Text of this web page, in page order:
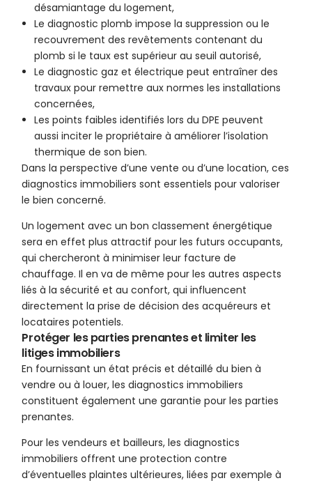
désamiantage du logement,
Le diagnostic plomb impose la suppression ou le
recouvrement des revêtements contenant du
plomb si le taux est supérieur au seuil autorisé,
Le diagnostic gaz et électrique peut entraîner des
travaux pour remettre aux normes les installations
concernées,
Les points faibles identifiés lors du DPE peuvent
aussi inciter le propriétaire à améliorer l’isolation
thermique de son bien.
Dans la perspective d’une vente ou d’une location, ces
diagnostics immobiliers sont essentiels pour valoriser
le bien concerné.
Un logement avec un bon classement énergétique
sera en effet plus attractif pour les futurs occupants,
qui chercheront à minimiser leur facture de
chauffage. Il en va de même pour les autres aspects
liés à la sécurité et au confort, qui influencent
directement la prise de décision des acquéreurs et
locataires potentiels.
Protéger les parties prenantes et limiter les
litiges immobiliers
En fournissant un état précis et détaillé du bien à
vendre ou à louer, les diagnostics immobiliers
constituent également une garantie pour les parties
prenantes.
Pour les vendeurs et bailleurs, les diagnostics
immobiliers offrent une protection contre
d’éventuelles plaintes ultérieures, liées par exemple à